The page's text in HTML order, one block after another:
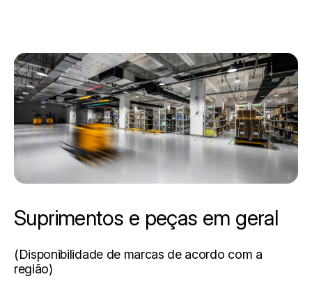
Suprimentos e peças em geral
(Disponibilidade de marcas de acordo com a
região)